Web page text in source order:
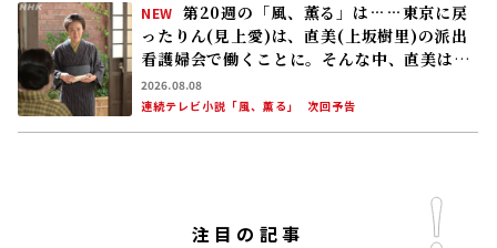
NEW 第20週の「風、薫る」は……東京に戻
ったりん(見上愛)は、直美(上坂樹里)の派出
看護婦会で働くことに。そんな中、直美は自
分の理想とした無償の看護を始める
2026.08.08
連続テレビ小説「風、薫る」
次回予告
注目の記事